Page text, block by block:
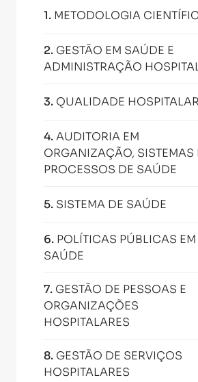
1. METODOLOGIA
2. GESTÃO EM SAÚDE E
ADMINISTRAÇÃO
3. QUALIDADE
4.AUDITORIA EM
ORGANIZAÇÃO, SISTEMAS
PROCESSOS DE SAÚDE
5. SISTEMA DE SAÚDE
6. POLÍTICAS PÚBLICAS EM
SAÚDE
7. GESTÃO DE PESSOAS E
ORGANIZAÇÕES
HOSPITALARES
8. GESTÃO DE SERVIÇOS
HOSPITALARES